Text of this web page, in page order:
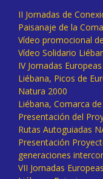
II Jornadas de
Paisanaje de la
Vídeo promocional
Vídeo Solidario
IV Jornadas
Liébana, Picos de
Natura 2000
Liébana, Comarca
Presentación del
Rutas Autoguiadas
Presentación
generaciones
VII Jornadas